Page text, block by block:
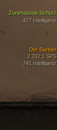
Zunimassas Schurz
477 Intelligenz
Der Barbier
2.332,1 SPS
741 Intelligenz